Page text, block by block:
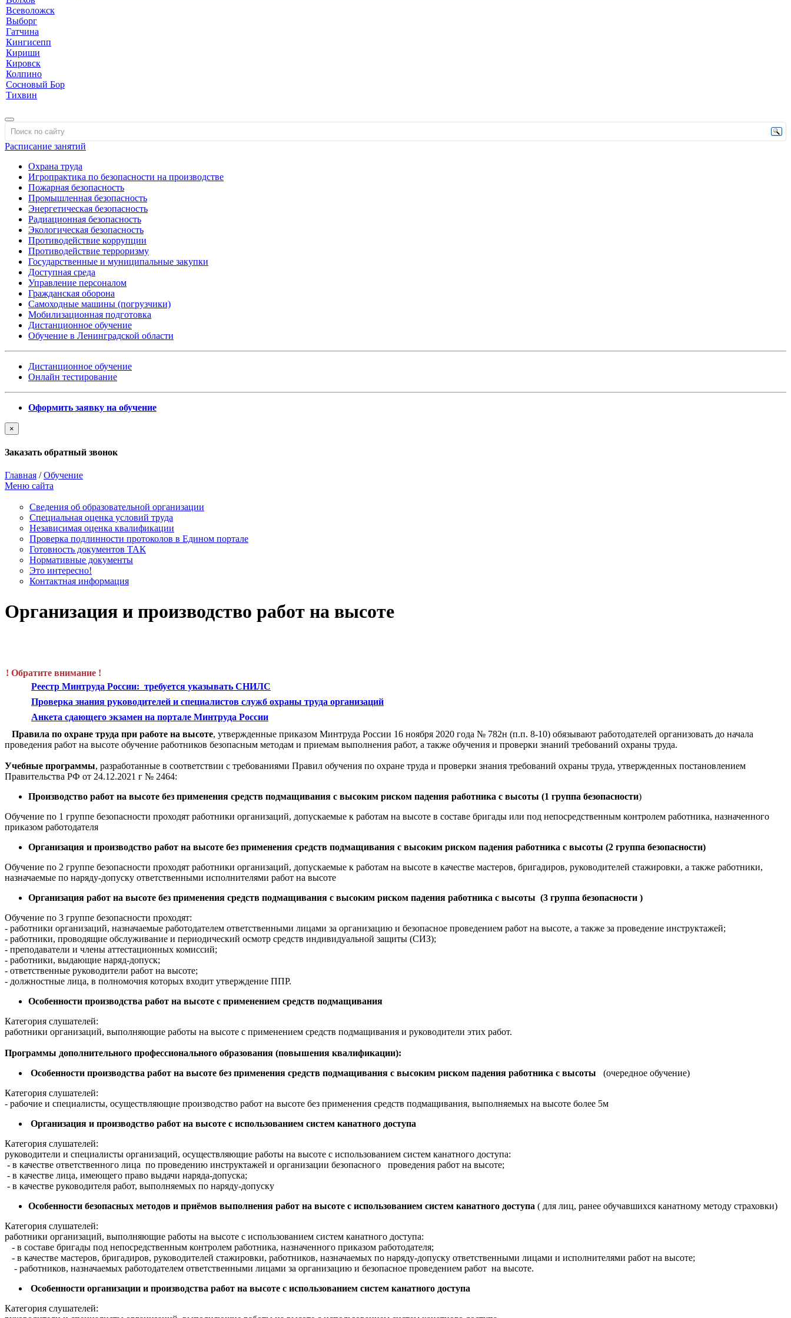
Всеволожск
Выборг
Гатчина
Кингисепп
Кириши
Кировск
Колпино
Сосновый Бор
Тихвин
Расписание занятий
Охрана труда
Игропрактика по безопасности на производстве
Пожарная безопасность
Промышленная безопасность
Энергетическая безопасность
Радиационная безопасность
Экологическая безопасность
Противодействие коррупции
Противодействие терроризму
Государственные и муниципальные закупки
Доступная среда
Управление персоналом
Гражданская оборона
Самоходные машины (погрузчики)
Мобилизационная подготовка
Дистанционное обучение
Обучение в Ленинградской области
Дистанционное обучение
Онлайн тестирование
Оформить заявку на обучение
×
Заказать обратный звонок
Главная /Обучение
Меню сайта
Сведения об образовательной организации
Cпециальная оценка условий труда
Независимая оценка квалификации
Проверка подлинности протоколов в Едином портале
Готовность документов ТАК
Нормативные документы
Это интересно!
Контактная информация
Организация и производство работ на высоте
! Обратите внимание !
Реестр Минтруда России: требуется указывать СНИЛС
Проверка знания руководителей и специалистов служб охраны труда организаций
Анкета сдающего экзамен на портале Минтруда России
Правила по охране труда при работе на высоте, утвержденные приказом Минтруда России 16 ноября 2020 года № 782н (п.п. 8-10) обязывают работодателей организовать до начала
проведения работ на высоте обучение работников безопасным методам и приемам выполнения работ, а также обучения и проверки знаний требований охраны труда.
Учебные программы, разработанные в соответствии с требованиями Правил обучения по охране труда и проверки знания требований охраны труда, утвержденных постановлением
Правительства РФ от 24.12.2021 г № 2464:
Производство работ на высоте без применения средств подмащивания с высоким риском падения работника с высоты (1 группа безопасности)
Обучение по 1 группе безопасности проходят работники организаций, допускаемые к работам на высоте в составе бригады или под непосредственным контролем работника, назначенного
приказом работодателя
Организация и производство работ на высоте без применения средств подмащивания с высоким риском падения работника с высоты (2 группа безопасности)
Обучение по 2 группе безопасности проходят работники организаций, допускаемые к работам на высоте в качестве мастеров, бригадиров, руководителей стажировки, а также работники,
назначаемые по наряду-допуску ответственными исполнителями работ на высоте
Организация работ на высоте без применения средств подмащивания с высоким риском падения работника с высоты (3 группа безопасности )
Обучение по 3 группе безопасности проходят:
- работники организаций, назначаемые работодателем ответственными лицами за организацию и безопасное проведением работ на высоте, а также за проведение инструктажей;
- работники, проводящие обслуживание и периодический осмотр средств индивидуальной защиты (СИЗ);
- преподаватели и члены аттестационных комиссий;
- работники, выдающие наряд-допуск;
- ответственные руководители работ на высоте;
- должностные лица, в полномочия которых входит утверждение ППР.
Особенности производства работ на высоте с применением средств подмащивания
Категория слушателей:
работники организаций, выполняющие работы на высоте с применением средств подмащивания и руководители этих работ.
Программы дополнительного профессионального образования (повышения квалификации):
Особенности производства работ на высоте без применения средств подмащивания с высоким риском падения работника с высоты (очередное обучение)
Категория слушателей:
- рабочие и специалисты, осуществляющие производство работ на высоте без применения средств подмащивания, выполняемых на высоте более 5м
Организация и производство работ на высоте с использованием систем канатного доступа
Категория слушателей:
руководители и специалисты организаций, осуществляющие работы на высоте с использованием систем канатного доступа:
- в качестве ответственного лица по проведению инструктажей и организации безопасного проведения работ на высоте;
- в качестве лица, имеющего право выдачи наряда-допуска;
- в качестве руководителя работ, выполняемых по наряду-допуску
Особенности безопасных методов и приёмов выполнения работ на высоте с использованием систем канатного доступа ( для лиц, ранее обучавшихся канатному методу страховки)
Категория слушателей:
работники организаций, выполняющие работы на высоте с использованием систем канатного доступа:
- в составе бригады под непосредственным контролем работника, назначенного приказом работодателя;
- в качестве мастеров, бригадиров, руководителей стажировки, работников, назначаемых по наряду-допуску ответственными лицами и исполнителями работ на высоте;
- работников, назначаемых работодателем ответственными лицами за организацию и безопасное проведением работ на высоте.
Особенности организации и производства работ на высоте с использованием систем канатного доступа
Категория слушателей: